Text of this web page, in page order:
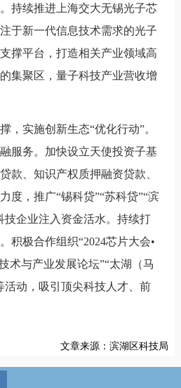
持续推进上海交大无锡光子芯
于新一代信息技术需求的光子
撑平台，打造相关产业领域高
集聚区，量子科技产业营收增
，实施创新生态“优化行动”。
服务。加快设立天使投资子基
款、知识产权质押融资贷款、
度，推广“锡科贷”“苏科贷”“滨
技企业注入资金活水。持续打
积极合作组织“2024芯片大会•
术与产业发展论坛”“太湖（马
活动，吸引顶尖科技人才、前
文章来源：滨湖区科技局